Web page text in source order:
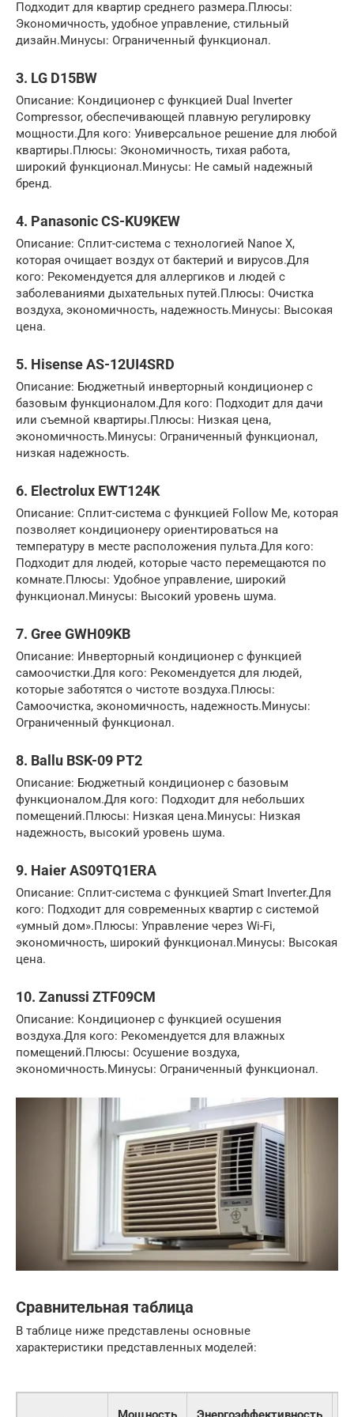
Подходит для квартир среднего размера.Плюсы:
Экономичность, удобное управление, стильный
дизайн.Минусы: Ограниченный функционал.
3. LG D15BW
Описание: Кондиционер с функцией Dual Inverter
Compressor, обеспечивающей плавную регулировку
мощности.Для кого: Универсальное решение для любой
квартиры.Плюсы: Экономичность, тихая работа,
широкий функционал.Минусы: Не самый надежный
бренд.
4. Panasonic CS-KU9KEW
Описание: Сплит-система с технологией Nanoe X,
которая очищает воздух от бактерий и вирусов.Для
кого: Рекомендуется для аллергиков и людей с
заболеваниями дыхательных путей.Плюсы: Очистка
воздуха, экономичность, надежность.Минусы: Высокая
цена.
5. Hisense AS-12UI4SRD
Описание: Бюджетный инверторный кондиционер с
базовым функционалом.Для кого: Подходит для дачи
или съемной квартиры.Плюсы: Низкая цена,
экономичность.Минусы: Ограниченный функционал,
низкая надежность.
6. Electrolux EWT124K
Описание: Сплит-система с функцией Follow Me, которая
позволяет кондиционеру ориентироваться на
температуру в месте расположения пульта.Для кого:
Подходит для людей, которые часто перемещаются по
комнате.Плюсы: Удобное управление, широкий
функционал.Минусы: Высокий уровень шума.
7. Gree GWH09KB
Описание: Инверторный кондиционер с функцией
самоочистки.Для кого: Рекомендуется для людей,
которые заботятся о чистоте воздуха.Плюсы:
Самоочистка, экономичность, надежность.Минусы:
Ограниченный функционал.
8. Ballu BSK-09 PT2
Описание: Бюджетный кондиционер с базовым
функционалом.Для кого: Подходит для небольших
помещений.Плюсы: Низкая цена.Минусы: Низкая
надежность, высокий уровень шума.
9. Haier AS09TQ1ERA
Описание: Сплит-система с функцией Smart Inverter.Для
кого: Подходит для современных квартир с системой
«умный дом».Плюсы: Управление через Wi-Fi,
экономичность, широкий функционал.Минусы: Высокая
цена.
10. Zanussi ZTF09CM
Описание: Кондиционер с функцией осушения
воздуха.Для кого: Рекомендуется для влажных
помещений.Плюсы: Осушение воздуха,
экономичность.Минусы: Ограниченный функционал.
Сравнительная таблица
В таблице ниже представлены основные
характеристики представленных моделей: